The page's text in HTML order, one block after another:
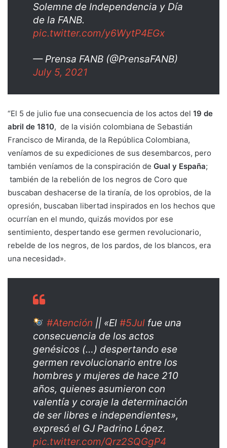
Solemne de Independencia y Día
de la FANB.
pic.twitter.com/y6WytP4EGx
— Prensa FANB (@PrensaFANB)
July 5, 2021
“El 5 de julio fue una consecuencia de los actos del 19 de
abril de 1810, de la visión colombiana de Sebastián
Francisco de Miranda, de la República Colombiana,
veníamos de su expediciones de sus desembarcos, pero
también veníamos de la conspiración de Gual y España;
también de la rebelión de los negros de Coro que
buscaban deshacerse de la tiranía, de los oprobios, de la
opresión, buscaban libertad inspirados en los hechos que
ocurrían en el mundo, quizás movidos por ese
sentimiento, despertando ese germen revolucionario,
rebelde de los negros, de los pardos, de los blancos, era
una necesidad».
#Atención || «El #5Julfue una
consecuencia de los actos
genésicos (…) despertando ese
germen revolucionario entre los
hombres y mujeres de hace 210
años, quienes asumieron con
valentía y coraje la determinación
de ser libres e independientes»,
expresó el GJ Padrino López.
pic.twitter.com/Qrz2SQGgP4